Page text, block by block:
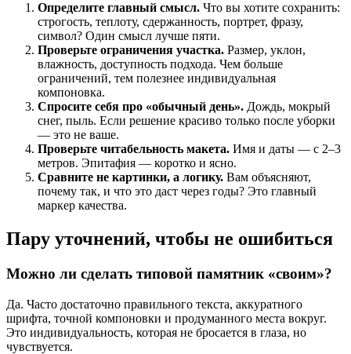
Определите главный смысл. Что вы хотите сохранить:
строгость, теплоту, сдержанность, портрет, фразу,
символ? Один смысл лучше пяти.
Проверьте ограничения участка. Размер, уклон,
влажность, доступность подхода. Чем больше
ограничений, тем полезнее индивидуальная
компоновка.
Спросите себя про «обычный день». Дождь, мокрый
снег, пыль. Если решение красиво только после уборки
— это не ваше.
Проверьте читабельность макета. Имя и даты — с 2–3
метров. Эпитафия — коротко и ясно.
Сравните не картинки, а логику. Вам объясняют,
почему так, и что это даст через годы? Это главный
маркер качества.
Пару уточнений, чтобы не ошибиться
Можно ли сделать типовой памятник «своим»?
Да. Часто достаточно правильного текста, аккуратного
шрифта, точной компоновки и продуманного места вокруг.
Это индивидуальность, которая не бросается в глаза, но
чувствуется.